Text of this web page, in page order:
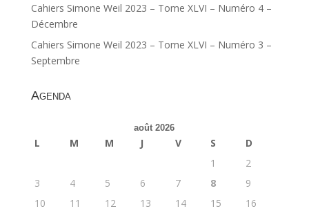
Cahiers Simone Weil 2023 – Tome XLVI – Numéro 4 –
Décembre
Cahiers Simone Weil 2023 – Tome XLVI – Numéro 3 –
Septembre
Agenda
août 2026
L M M J V S
D
1
2
3
4 5 6 7 8
9
10
11 12 13 14 15
16